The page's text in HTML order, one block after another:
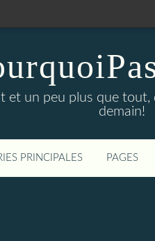
et un peu plus que
demain!
PRINCIPALES PAGES